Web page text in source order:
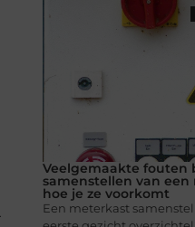
Veelgemaakte fouten
samenstellen van een
hoe je ze voorkomt
Een meterkast